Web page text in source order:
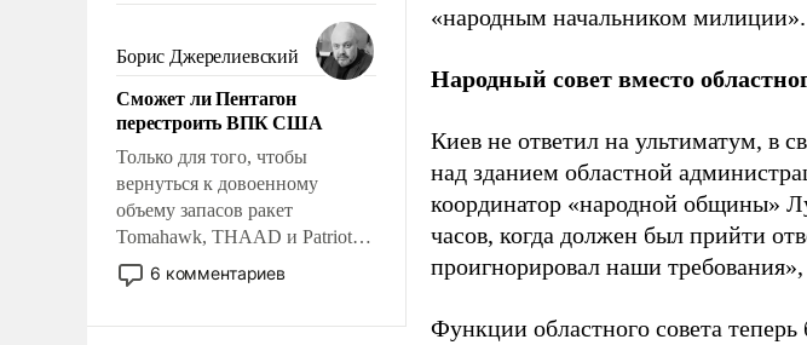
сложна и амбициозна. Однако
и ее реализация радикально
поднимет наши боевые
возможности.
Борис Джерелиевский
Сможет ли Пентагон
перестроить ВПК США
Только для того, чтобы
вернуться к довоенному
объему запасов ракет
Tomahawk, THAAD и Patriot
США потребуется более трех
лет. Даже небольшая война с
6 комментариев
«народным начальником милиции».
Народный совет вместо
Киев не ответил на ультиматум, в
над зданием областной
координатор «народной общины»
часов, когда должен был прийти
проигнорировал наши
Функции областного совета